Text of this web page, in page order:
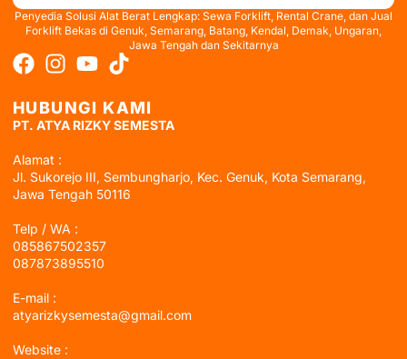
Penyedia Solusi Alat Berat Lengkap: Sewa Forklift, Rental Crane, dan Jual
Forklift Bekas di Genuk, Semarang, Batang, Kendal, Demak, Ungaran,
Jawa Tengah dan Sekitarnya
HUBUNGI KAMI
PT. ATYA RIZKY SEMESTA
Alamat :
Jl. Sukorejo III, Sembungharjo, Kec. Genuk, Kota Semarang,
Jawa Tengah 50116
Telp / WA :
085867502357
087873895510
E-mail :
atyarizkysemesta@gmail.com
Website :